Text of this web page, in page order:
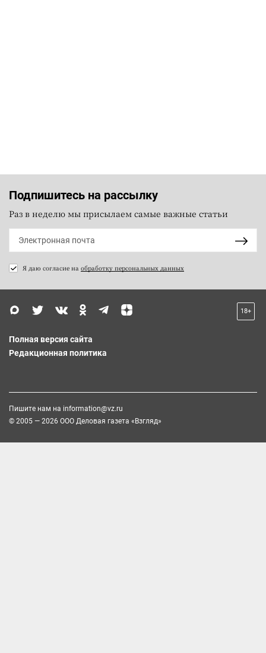
Подпишитесь на рассылку
Раз в неделю мы присылаем самые важные статьи
Я даю согласие на обработку персональных данных
18+
Полная версия сайта
Редакционная политика
Пишите нам на information@vz.ru
© 2005 — 2026 ООО Деловая газета «Взгляд»